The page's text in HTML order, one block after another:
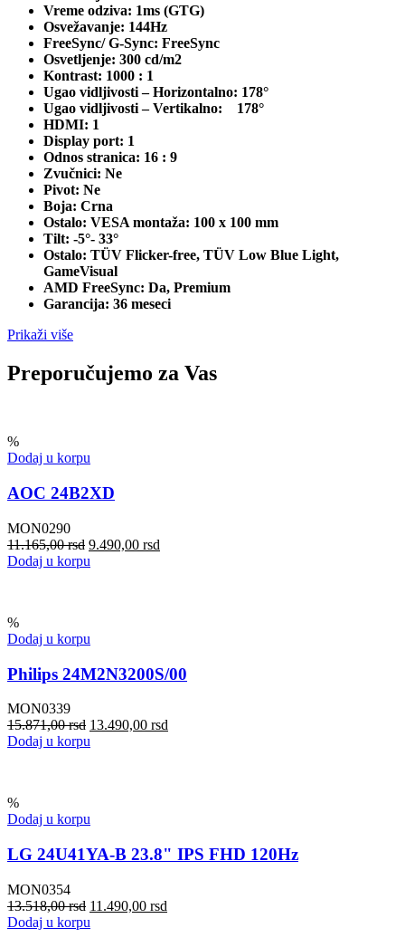
Vreme odziva: 1ms (GTG)
Osvežavanje: 144Hz
FreeSync/ G-Sync: FreeSync
Osvetljenje: 300 cd/m2
Kontrast: 1000 : 1
Ugao vidljivosti – Horizontalno: 178°
Ugao vidljivosti – Vertikalno: 178°
HDMI: 1
Display port: 1
Odnos stranica: 16 : 9
Zvučnici: Ne
Pivot: Ne
Boja: Crna
Ostalo: VESA montaža: 100 x 100 mm
Tilt: -5°- 33°
Ostalo: TÜV Flicker-free, TÜV Low Blue Light,
GameVisual
AMD FreeSync: Da, Premium
Garancija: 36 meseci
Prikaži više
Preporučujemo za Vas
%
Dodaj u korpu
AOC 24B2XD
MON0290
11.165,00rsd 9.490,00 rsd
Dodaj u korpu
%
Dodaj u korpu
Philips 24M2N3200S/00
MON0339
15.871,00rsd 13.490,00 rsd
Dodaj u korpu
%
Dodaj u korpu
LG 24U41YA-B 23.8" IPS FHD 120Hz
MON0354
13.518,00rsd 11.490,00 rsd
Dodaj u korpu